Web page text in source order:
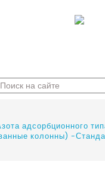
адсорбционного
колонны) -